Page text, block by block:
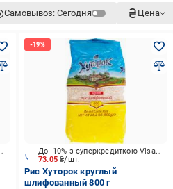
Самовывоз: Сегодня Цена
73.05₴/шт.
До -10% з суперкредиткою Visa Вигода
Рис Хуторок круглый
шлифованный 800 г